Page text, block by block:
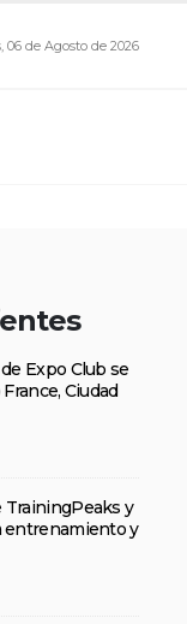
06 de Agosto de 2026
Expo Club se
Ciudad
TrainingPeaks y
entrenamiento y